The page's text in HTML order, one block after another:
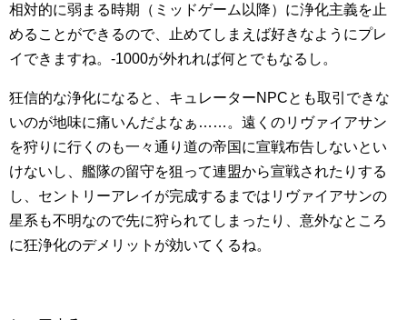
相対的に弱まる時期（ミッドゲーム以降）に浄化主義を止
めることができるので、止めてしまえば好きなようにプレ
イできますね。-1000が外れれば何とでもなるし。
狂信的な浄化になると、キュレーターNPCとも取引できな
いのが地味に痛いんだよなぁ……。遠くのリヴァイアサン
を狩りに行くのも一々通り道の帝国に宣戦布告しないとい
けないし、艦隊の留守を狙って連盟から宣戦されたりする
し、セントリーアレイが完成するまではリヴァイアサンの
星系も不明なので先に狩られてしまったり、意外なところ
に狂浄化のデメリットが効いてくるね。